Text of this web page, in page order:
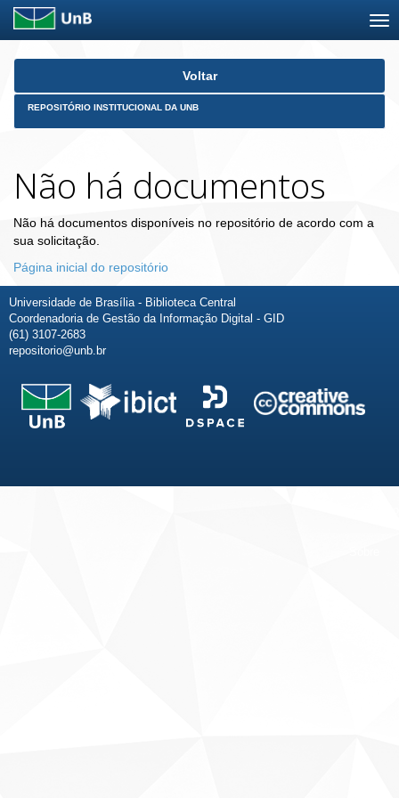
Skip
Voltar
REPOSITÓRIO INSTITUCIONAL DA UNB
Não há documentos
Não há documentos disponíveis no repositório de acordo com a
sua solicitação.
Página inicial do repositório
Universidade de Brasília - Biblioteca Central
Coordenadoria de Gestão da Informação Digital - GID
(61) 3107-2683
repositorio@unb.br